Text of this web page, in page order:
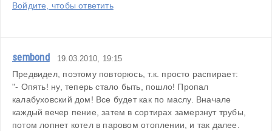
Войдите, чтобы ответить
sembond 19.03.2010, 19:15
Предвидел, поэтому повторюсь, т.к. просто распирает:
"- Опять! ну, теперь стало быть, пошло! Пропал
калабуховский дом! Все будет как по маслу. Вначале
каждый вечер пение, затем в сортирах замерзнут трубы,
потом лопнет котел в паровом отоплении, и так далее.